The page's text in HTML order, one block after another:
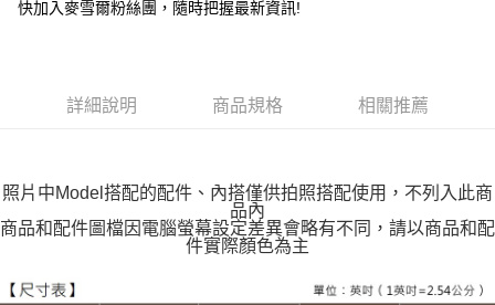
全家取貨付款
每筆NT$100，滿NT$599(含以上)免運費
每筆NT$100，滿NT$988(含以上)免運費
付款後萊爾富取貨
每筆NT$100，滿NT$988(含以上)免運費
7-11取貨付款
快加入麥雪爾粉絲團，隨時把握最新資訊!
詳細說明 商品規格 相關推薦
照片中Model搭配的配件、內搭僅供拍照搭配使用，不列入此商
品內
商品和配件圖檔因電腦螢幕設定差異會略有不同，請以商品和配
件實際顏色為主